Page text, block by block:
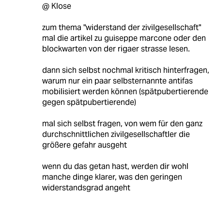
@ Klose
zum thema "widerstand der zivilgesellschaft"
mal die artikel zu guiseppe marcone oder den
blockwarten von der rigaer strasse lesen.
dann sich selbst nochmal kritisch hinterfragen,
warum nur ein paar selbsternannte antifas
mobilisiert werden können (spätpubertierende
gegen spätpubertierende)
mal sich selbst fragen, von wem für den ganz
durchschnittlichen zivilgesellschaftler die
größere gefahr ausgeht
wenn du das getan hast, werden dir wohl
manche dinge klarer, was den geringen
widerstandsgrad angeht